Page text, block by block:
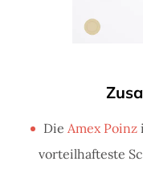
Die Amex Poinz
vorteilhafteste